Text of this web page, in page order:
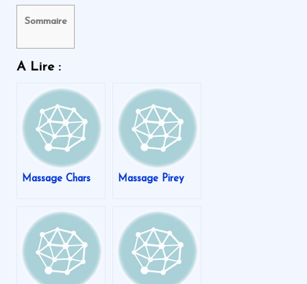
Sommaire
A Lire :
Massage Chars Massage Pirey